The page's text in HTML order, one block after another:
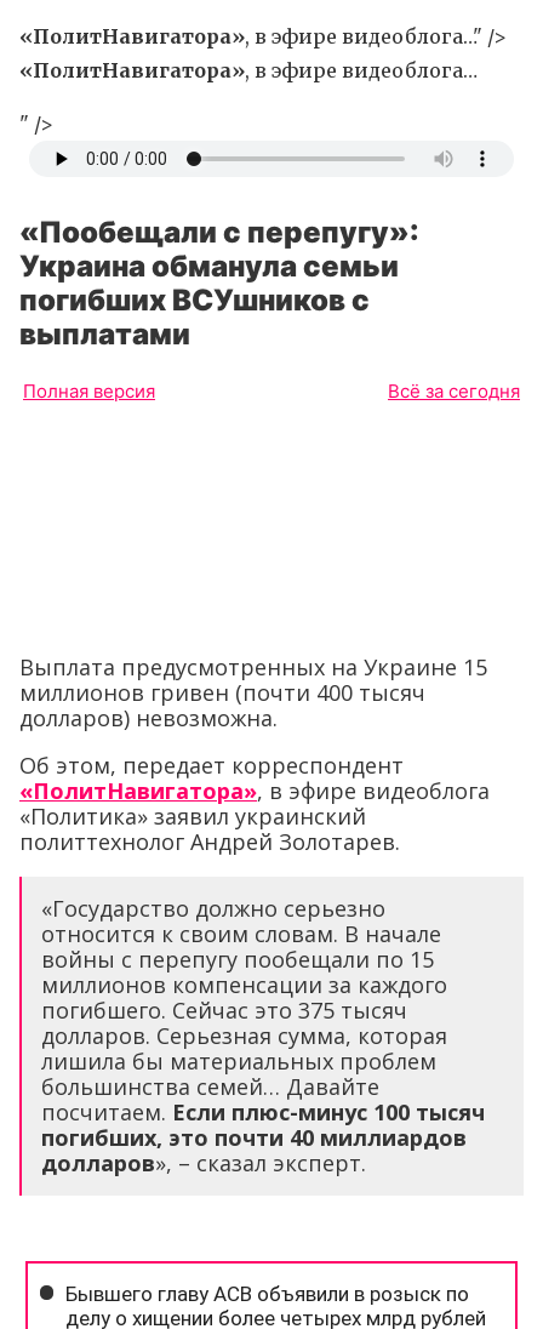
«ПолитНавигатора», в эфире видеоблога…" />
«ПолитНавигатора», в эфире видеоблога…
" />
«Пообещали с перепугу»:
Украина обманула семьи
погибших ВСУшников с
выплатами
Полная версия Всё за сегодня
Выплата предусмотренных на Украине 15
миллионов гривен (почти 400 тысяч
долларов) невозможна.
Об этом, передает корреспондент
«ПолитНавигатора», в эфире видеоблога
«Политика» заявил украинский
политтехнолог Андрей Золотарев.
«Государство должно серьезно
относится к своим словам. В начале
войны с перепугу пообещали по 15
миллионов компенсации за каждого
погибшего. Сейчас это 375 тысяч
долларов. Серьезная сумма, которая
лишила бы материальных проблем
большинства семей… Давайте
посчитаем. Если плюс-минус 100 тысяч
погибших, это почти 40 миллиардов
долларов», – сказал эксперт.